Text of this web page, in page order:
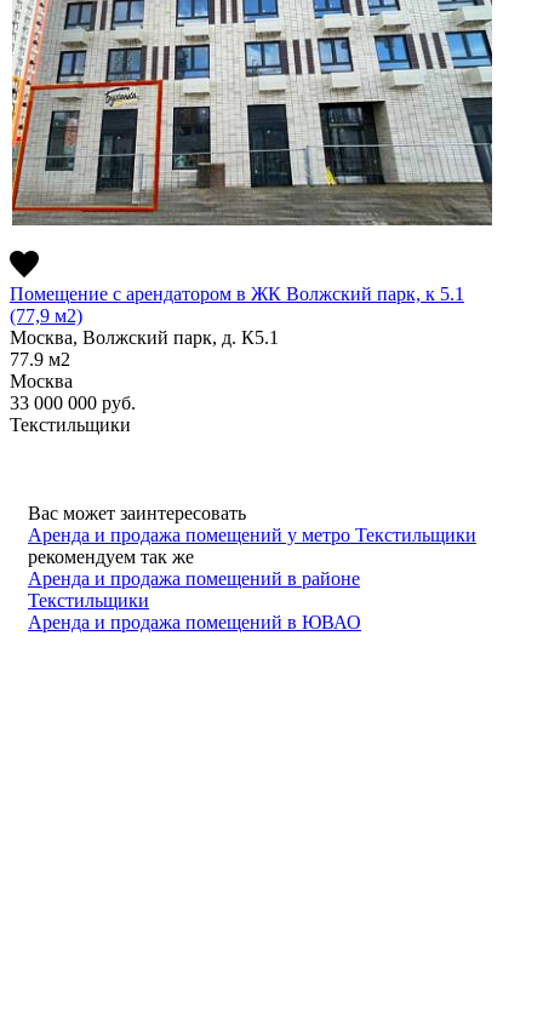
Помещение с арендатором в ЖК Волжский парк, к 5.1
(77,9 м2)
Москва, Волжский парк, д. К5.1
77.9 м2
Москва
33 000 000 руб.
Текстильщики
Вас может заинтересовать
Аренда и продажа помещений у метро Текстильщики
рекомендуем так же
Аренда и продажа помещений в районе
Текстильщики
Аренда и продажа помещений в ЮВАО